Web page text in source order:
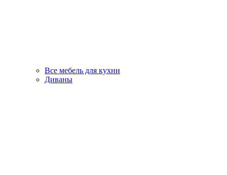
Все мебель для кухни
Диваны